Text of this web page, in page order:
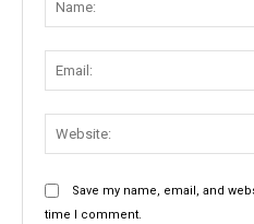
Save my name, email, and
time I comment.